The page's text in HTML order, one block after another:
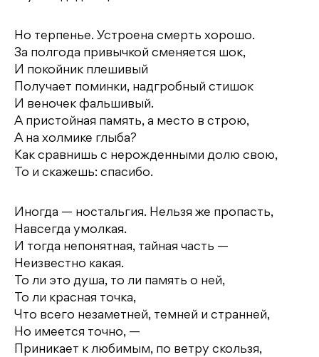
Но терпенье. Устроена смерть хорошо.
За полгода привычкой сменяется шок,
И покойник плешивый
Получает поминки, надгробный стишок
И веночек фальшивый.
А пристойная память, а место в строю,
А на холмике глыба?
Как сравнишь с нерожденными долю свою,
То и скажешь: спасибо.
Иногда — ностальгия. Нельзя же пропасть,
Навсегда умолкая.
И тогда непонятная, тайная часть —
Неизвестно какая.
То ли это душа, то ли память о ней,
То ли красная точка,
Что всего незаметней, темней и странней,
Но имеется точно, —
Приникает к любимым, по ветру скользя,